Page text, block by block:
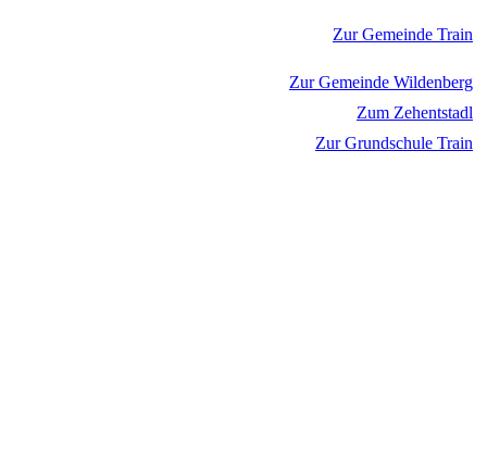
Zur Gemeinde Train
Zur Gemeinde Wildenberg
Zum Zehentstadl
Zur Grundschule Train